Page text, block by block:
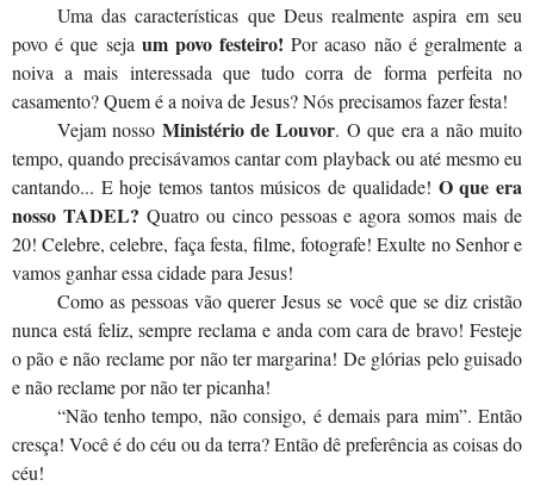
Uma das características que Deus realmente aspira em seu
povo é que seja um povo festeiro! Por acaso não é geralmente a
noiva a mais interessada que tudo corra de forma perfeita no
casamento? Quem é a noiva de Jesus? Nós precisamos fazer festa!
Vejam nosso Ministério de Louvor. O que era a não muito
tempo, quando precisávamos cantar com playback ou até mesmo eu
cantando... E hoje temos tantos músicos de qualidade! O que era
nosso TADEL? Quatro ou cinco pessoas e agora somos mais de
20! Celebre, celebre, faça festa, filme, fotografe! Exulte no Senhor e
vamos ganhar essa cidade para Jesus!
Como as pessoas vão querer Jesus se você que se diz cristão
nunca está feliz, sempre reclama e anda com cara de bravo! Festeje
o pão e não reclame por não ter margarina! De glórias pelo guisado
e não reclame por não ter picanha!
“Não tenho tempo, não consigo, é demais para mim”. Então
cresça! Você é do céu ou da terra? Então dê preferência as coisas do
céu!